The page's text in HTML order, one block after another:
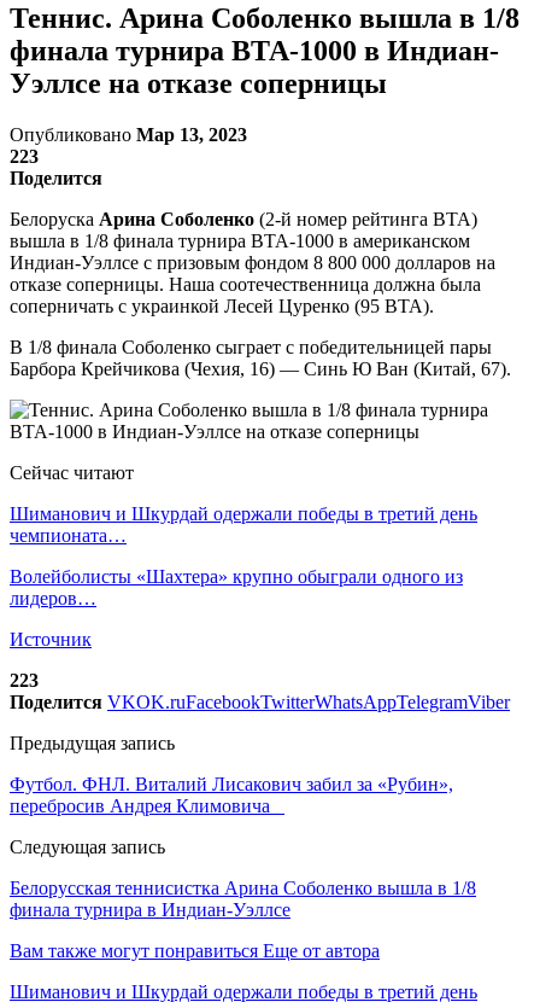
Теннис. Арина Соболенко вышла в 1/8
финала турнира ВТА-1000 в Индиан-
Уэллсе на отказе соперницы
Опубликовано Мар 13, 2023
223
Поделится
Белоруска Арина Соболенко (2-й номер рейтинга ВТА)
вышла в 1/8 финала турнира ВТА-1000 в американском
Индиан-Уэллсе с призовым фондом 8 800 000 долларов на
отказе соперницы. Наша соотечественница должна была
соперничать с украинкой Лесей Цуренко (95 ВТА).
В 1/8 финала Соболенко сыграет с победительницей пары
Барбора Крейчикова (Чехия, 16) — Синь Ю Ван (Китай, 67).
Сейчас читают
Шиманович и Шкурдай одержали победы в третий день
чемпионата…
Волейболисты «Шахтера» крупно обыграли одного из
лидеров…
Источник
223
Поделится VKOK.ruFacebookTwitterWhatsAppTelegramViber
Предыдущая запись
Футбол. ФНЛ. Виталий Лисакович забил за «Рубин»,
перебросив Андрея Климовича
Следующая запись
Белорусская теннисистка Арина Соболенко вышла в 1/8
финала турнира в Индиан-Уэллсе
Вам также могут понравиться Еще от автора
Шиманович и Шкурдай одержали победы в третий день